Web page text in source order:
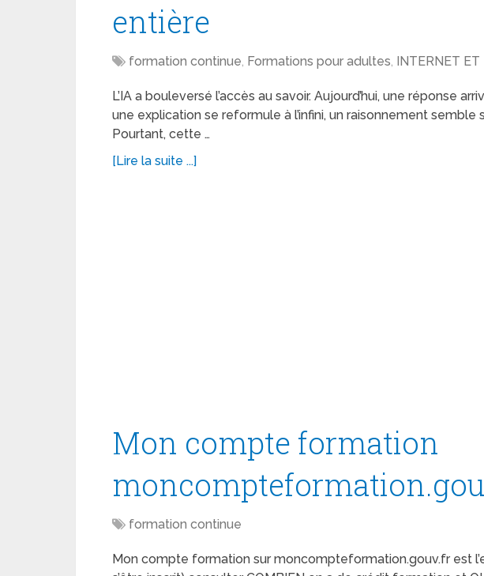
entière
formation continue, Formations pour adultes, INTERNET
L’IA a bouleversé l’accès au savoir. Aujourd’hui, une réponse
une explication se reformule à l’infini, un raisonnement semble
Pourtant, cette …
[Lire la suite ...]
Mon compte formation
formation continue
Mon compte formation sur moncompteformation.gouv.fr est